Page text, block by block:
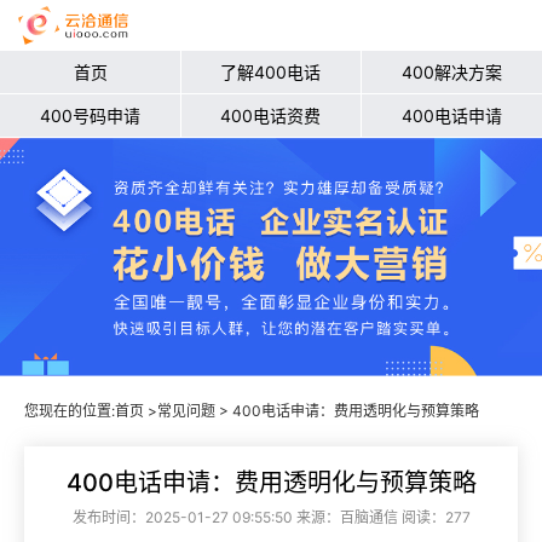
首页 了解400电话 400解决方案
400号码申请 400电话资费 400电话申请
您现在的位置:首页 >常见问题 > 400电话申请：费用透明化与预算策略
400电话申请：费用透明化与预算策略
发布时间：2025-01-27 09:55:50 来源：百脑通信 阅读：277